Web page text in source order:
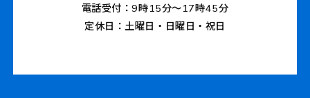
電話受付：9時15分〜17時45分
定休日：土曜日・日曜日・祝日